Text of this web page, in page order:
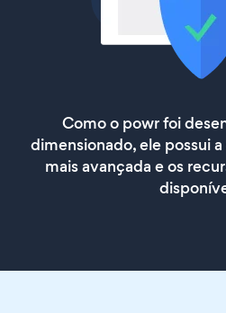
Como o powr foi
dimensionado, ele possui
mais avançada e os